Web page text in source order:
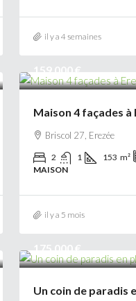
il y a 4 semaines
159 000 €
Maison 4 façades à
Briscol 27, Erezée
2 1 153 m²
MAISON
il y a 5 mois
175 000 €
Un coin de paradis